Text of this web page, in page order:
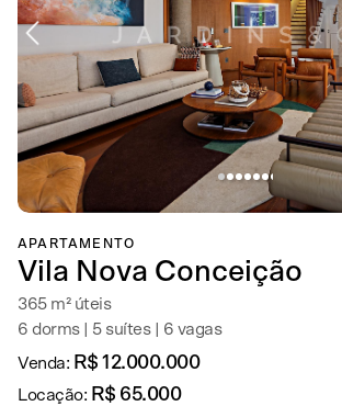
APARTAMENTO
Vila Nova Conceição
365 m² úteis
6 dorms | 5 suítes | 6 vagas
Venda: R$ 12.000.000
Locação: R$ 65.000